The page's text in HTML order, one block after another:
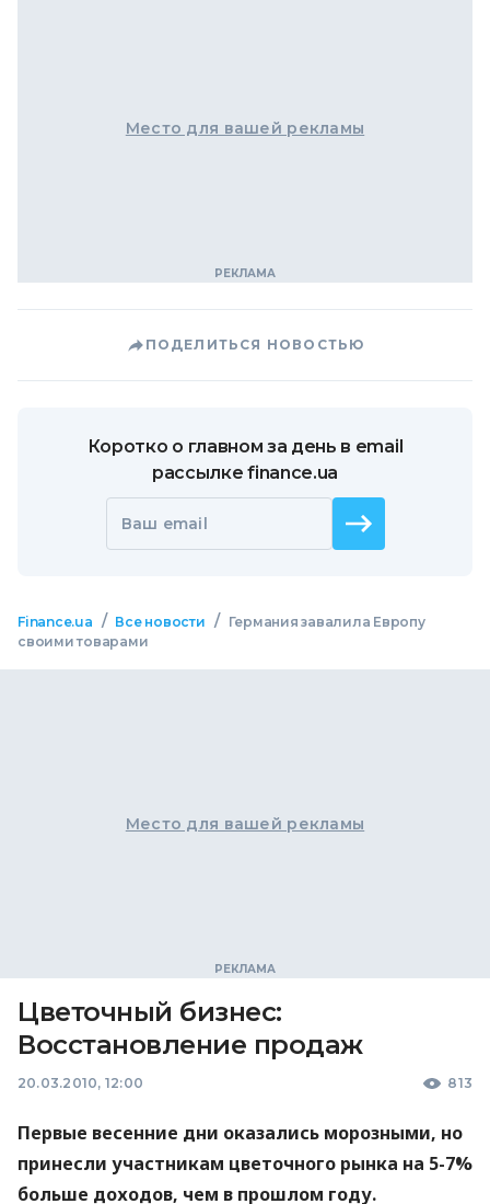
Место для вашей рекламы
ПОДЕЛИТЬСЯ НОВОСТЬЮ
Коротко о главном за день в email
рассылке finance.ua
Ваш email
Finance.ua / Все новости /
Германия завалила Европу
своими товарами
Место для вашей рекламы
Цветочный бизнес:
Восстановление продаж
20.03.2010, 12:00 813
Первые весенние дни оказались морозными, но
принесли участникам цветочного рынка на 5-7%
больше доходов, чем в прошлом году.